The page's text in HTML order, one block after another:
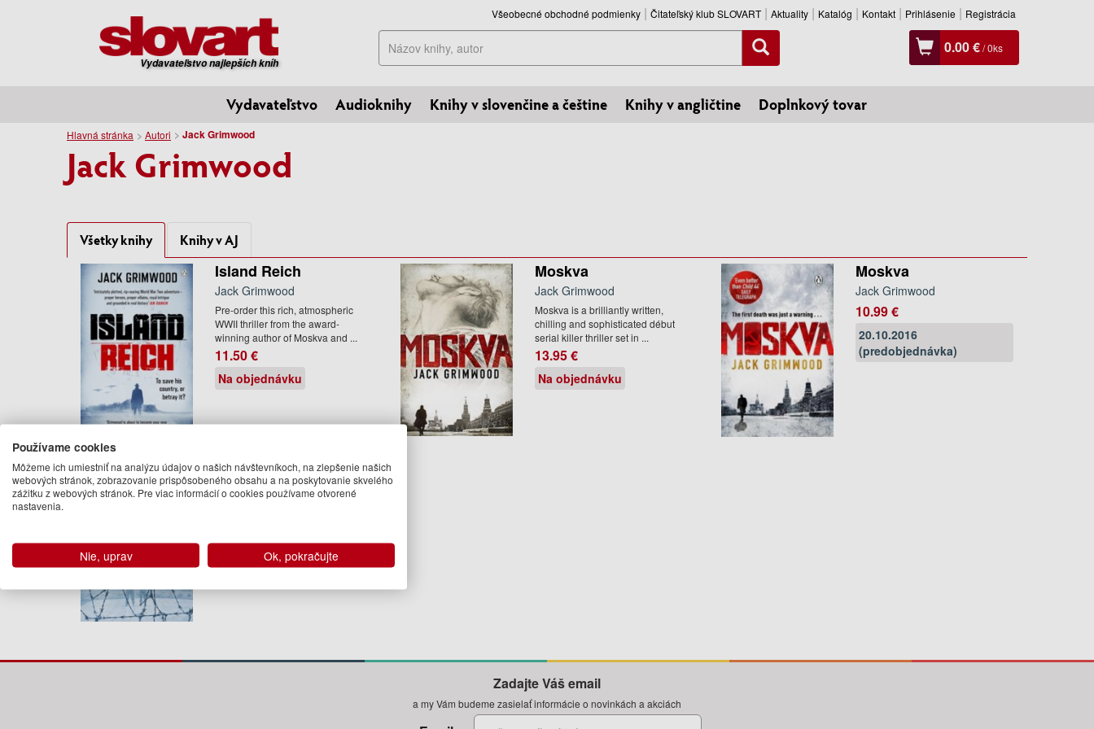
Vydavateľstvo najlepších kníh
Všeobecné obchodné podmienky Čitateľský klub SLOVART Aktuality Katalóg Kontakt Prihlásenie Registrácia
Hľadať 0.00 €/0ks
Vydavateľstvo Audioknihy Knihy v slovenčine a češtine Knihy v angličtine Doplnkový tovar
Hlavná stránka Autori Jack Grimwood
Jack Grimwood
Všetky knihy Knihy v AJ
Island Reich
Jack Grimwood
Pre-order this rich, atmospheric
WWII thriller from the award-
winning author of Moskva and ...
11.50 €
Na objednávku
Moskva
Jack Grimwood
Moskva is a brilliantly written,
chilling and sophisticated début
serial killer thriller set in ...
13.95 €
Na objednávku
Moskva
Jack Grimwood
10.99 €
20.10.2016
(predobjednávka)
Jack Grimwood
In 1986, news that East-West
15.95 €
máj 2018 (predobjednávka)
Zadajte Váš email
a my Vám budeme zasielať informácie o novinkách a akciách
Používame cookies
Môžeme ich umiestniť na analýzu údajov o našich návštevníkoch, na zlepšenie našich
webových stránok, zobrazovanie prispôsobeného obsahu a na poskytovanie skvelého
zážitku z webových stránok. Pre viac informácií o cookies používame otvorené
nastavenia.
Nie, uprav Ok, pokračujte